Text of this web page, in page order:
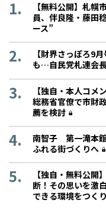
【無料公開】札幌
員、伴良隆・藤田
ース”
【財界さっぽろ9
も…自民党札連会
【独自・本人コメ
総務省官僚で市財
薦を検討
南智子 第一滝本
ふれる街づくりへ
【独自・無料公開
断！その思いを激
できる環境をつくり